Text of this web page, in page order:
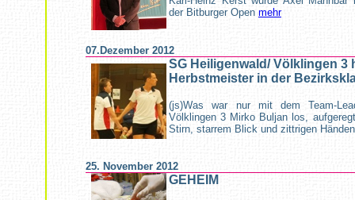
der Bitburger Open mehr
07.Dezember 2012
SG Heiligenwald/ Völklingen 3
Herbstmeister in der
(js)Was war nur mit dem Team-
Völklingen 3 Mirko Buljan los,
Stirn, starrem Blick und zittrigen
25. November 2012
GEHEIM